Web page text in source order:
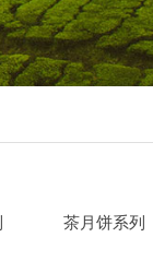
茶月饼系列